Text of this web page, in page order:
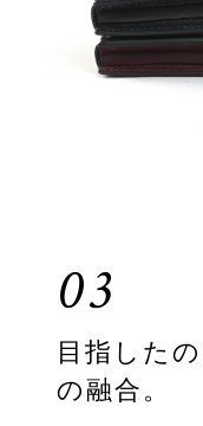
03
目指した
の融合。